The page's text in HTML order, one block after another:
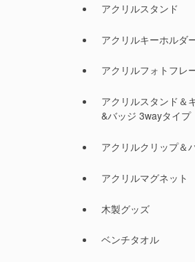
アクリルスタンド
アクリルキーホルダ
アクリルフォトフレ
アクリルスタンド＆
&バッジ 3wayタイプ
アクリルクリップ＆
アクリルマグネット
木製グッズ
ベンチタオル